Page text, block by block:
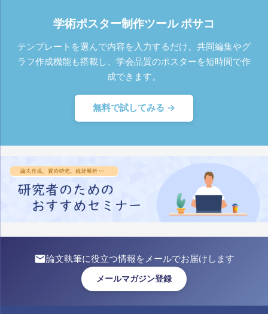
学術ポスター制作ツール ポサコ
テンプレートを選んで内容を入力するだけ。共同編集やグ
ラフ作成機能も搭載し、学会品質のポスターを短時間で作
成できます。
無料で試してみる →
論文執筆に役立つ情報をメールでお届けします
メールマガジン登録